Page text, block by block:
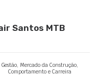
Santos MTB
Gestão, Mercado da Construção,
Comportamento e Carreira